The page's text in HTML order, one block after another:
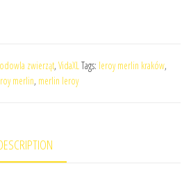
zwierząt, VidaXLTags: leroy merlin kraków,
merlin, merlin leroy